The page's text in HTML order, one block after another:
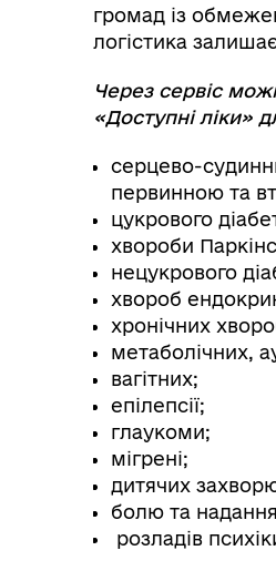
громад із
логістика
Через сервіс
«Доступні ліки»
серцево-
первинною та
цукрового
хвороби
нецукрового
хвороб
хронічних
метаболічних,
вагітних;
епілепсії;
глаукоми;
мігрені;
дитячих
болю та
розладів